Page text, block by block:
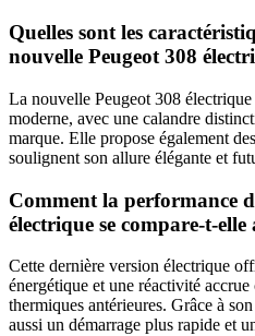
Quelles sont les
nouvelle Peugeot 308
La nouvelle Peugeot 308
moderne, avec une calandre
marque. Elle propose également
soulignent son allure élégante et
Comment la performance
électrique se compare-t-elle
Cette dernière version électrique
énergétique et une réactivité
thermiques antérieures. Grâce à
aussi un démarrage plus rapide et